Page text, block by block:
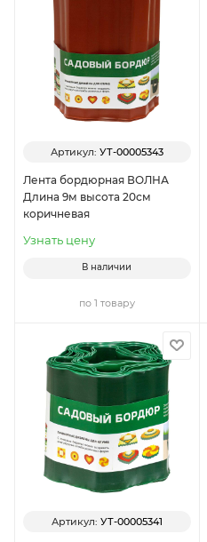
Артикул: УТ-00005343
Лента бордюрная ВОЛНА
Длина 9м высота 20см
коричневая
Узнать цену
В наличии
по 1 товару
Артикул: УТ-00005341